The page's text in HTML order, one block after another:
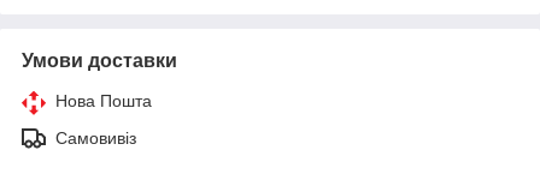
Умови доставки
Нова Пошта
Самовивіз